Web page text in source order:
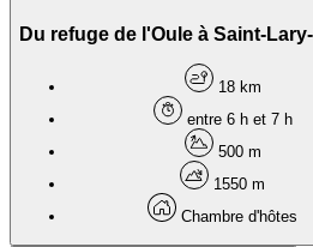
Du refuge de l'Oule à Saint-
18 km
entre 6 h et 7 h
500 m
1550 m
Chambre d'hôtes